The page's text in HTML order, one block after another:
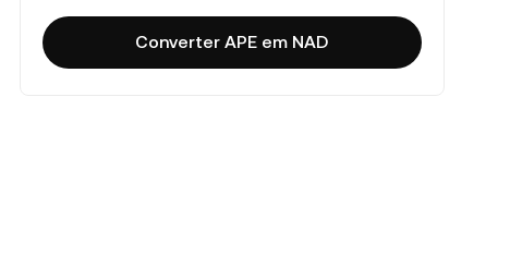
Converter APE em NAD